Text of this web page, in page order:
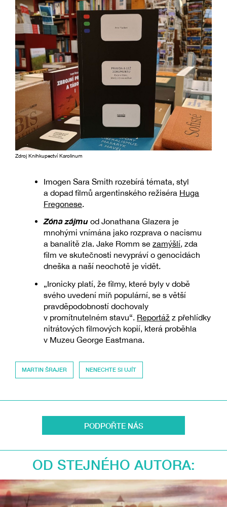
Zdroj Knihkupectví Karolinum
Imogen Sara Smith rozebírá témata, styl
a dopad filmů argentinského režiséra Huga
Fregonese
Zóna zájmu od Jonathana Glazera je
mnohými vnímána jako rozprava o nacismu
a banalitě zla. Jake Romm sezamýšlí, zda
film ve skutečnosti nevypráví o genocidách
dneška a naší neochotě je vidět.
„Ironicky platí, že filmy, které byly v době
svého uvedení míň populární, se s větší
pravděpodobností dochovaly
v promítnutelném stavu“. Reportáž z přehlídky
nitrátových filmových kopií, která proběhla
v Muzeu George Eastmana.
MARTIN ŠRAJER NENECHTE SI UJÍT
PODPOŘTE NÁS
OD STEJNÉHO AUTORA: